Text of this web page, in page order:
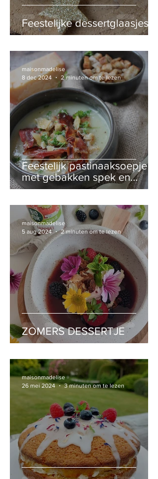
Feestelijke dessertglaasjes
Feestelijk pastinaaksoepje
met gebakken spek en
Brokkeloud Roeselare
maisonmadelise
8 dec 2024
2 minuten om te lezen
ZOMERS DESSERTJE
maisonmadelise
5 aug 2024
2 minuten om te lezen
maisonmadelise
26 mei 2024
3 minuten om te lezen